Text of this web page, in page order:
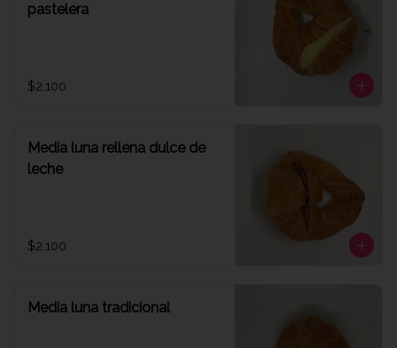
pastelera
$2.100
Media luna rellena dulce de
leche
$2.100
Media luna tradicional